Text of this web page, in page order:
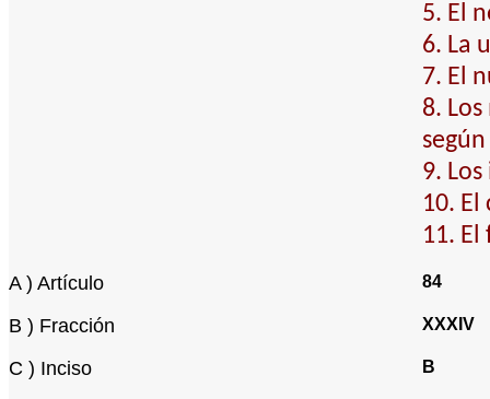
5. El
6. La
7. El
8.
9.
10.
11.
A ) Artículo 84
B ) Fracción XXXIV
C ) Inciso B